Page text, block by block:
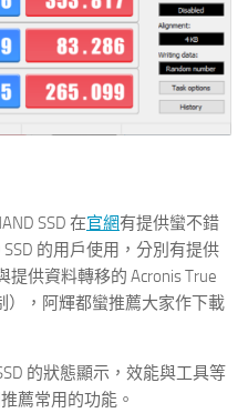
SSD 在官網有提供蠻不錯
SSD 的用戶使用，分別有提供
提供資料轉移的 Acronis True
），阿輝都蠻推薦大家作下載
的狀態顯示，效能與工具等
薦常用的功能。